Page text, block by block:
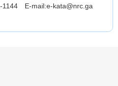
E-mail:e-kata@nrc.ga